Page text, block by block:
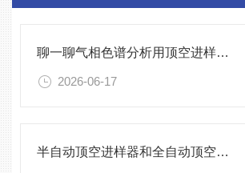
聊一聊气相色谱分析用顶空进样器的局限性
2026-06-17
半自动顶空进样器和全自动顶空进样器怎么选？